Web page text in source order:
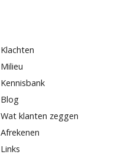
Klachten
Milieu
Kennisbank
Blog
Wat klanten zeggen
Afrekenen
Links